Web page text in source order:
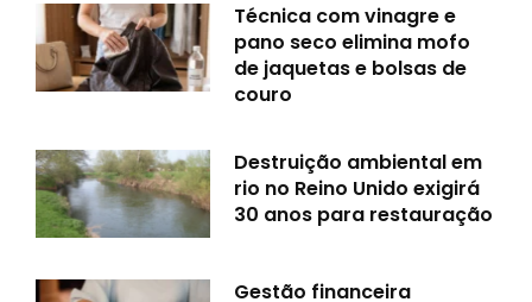
Técnica com vinagre e
pano seco elimina mofo
de jaquetas e bolsas de
couro
Destruição ambiental em
rio no Reino Unido exigirá
30 anos para restauração
Gestão financeira